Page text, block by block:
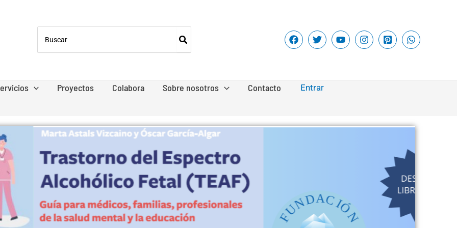
por:
Proyectos Colabora Sobre nosotros Contacto Entrar